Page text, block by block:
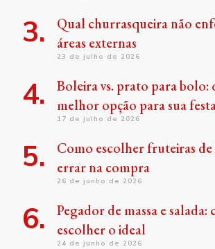
Qual churrasqueira não
áreas externas
23 de julho de 2026
Boleira vs. prato para bolo:
melhor opção para sua
17 de julho de 2026
Como escolher fruteiras de
errar na compra
26 de junho de 2026
Pegador de massa e salada:
escolher o ideal
24 de junho de 2026